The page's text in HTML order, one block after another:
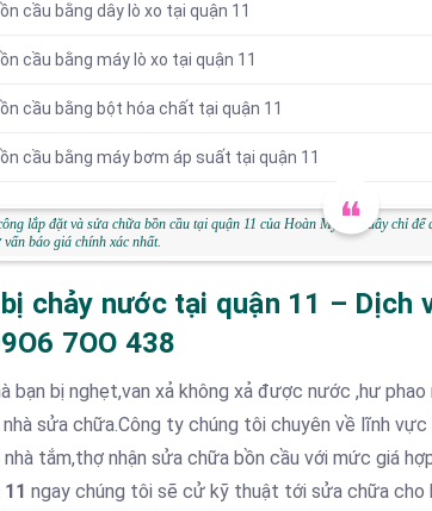
cầu bằng dây lò xo tại quận 11
cầu bằng máy lò xo tại quận 11
cầu bằng bột hóa chất tại quận 11
cầu bằng máy bơm áp suất tại quận 11
lắp đặt và sửa chữa bồn cầu tại quận 11 của Hoàn Mỹ trên đây chỉ
vấn báo giá chính xác nhất.
chảy nước tại quận 11 – Dịch
7OO 438
bạn bị nghẹt,van xả không xả được nước ,hư
sửa chữa.Công ty chúng tôi chuyên về lĩnh
tắm,thợ nhận sửa chữa bồn cầu với mức giá
ngay chúng tôi sẽ cử kỹ thuật tới sửa chữa cho